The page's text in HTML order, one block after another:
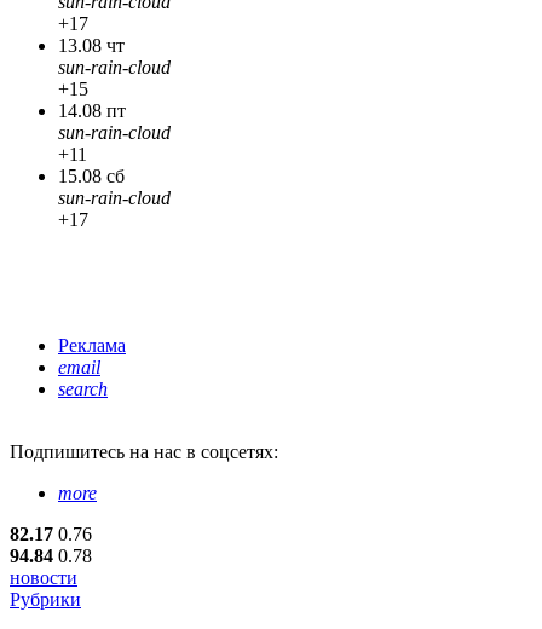
+17
13.08 чт
sun-rain-cloud
+15
14.08 пт
sun-rain-cloud
+11
15.08 сб
sun-rain-cloud
+17
Реклама
email
search
Подпишитесь на нас в соцсетях:
more
82.17 0.76
94.84 0.78
новости
Рубрики